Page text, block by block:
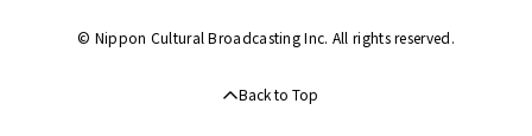
© Nippon Cultural Broadcasting Inc. All rights reserved.
Back to Top